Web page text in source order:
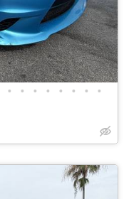
• • • • • • • •